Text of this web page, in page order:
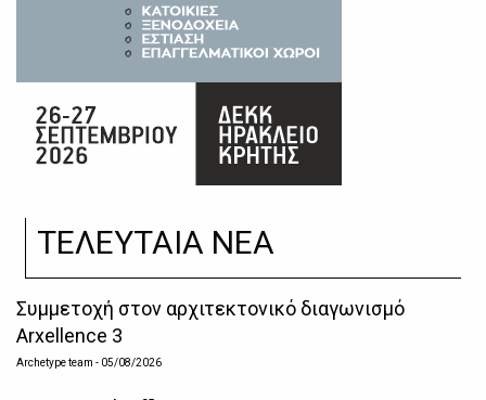
ΤΕΛΕΥΤΑΙΑ ΝΕΑ
Συμμετοχή στον αρχιτεκτονικό διαγωνισμό
Arxellence 3
Archetype team - 05/08/2026